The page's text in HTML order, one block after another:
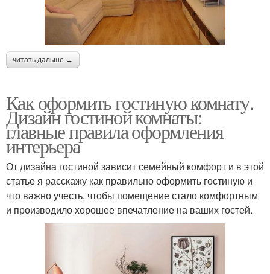
читать дальше →
Как оформить гостиную комнату.
Дизайн гостиной комнаты:
главные правила оформления
интерьера
От дизайна гостиной зависит семейный комфорт и в этой
статье я расскажу как правильно оформить гостиную и
что важно учесть, чтобы помещение стало комфортным
и производило хорошее впечатление на ваших гостей.